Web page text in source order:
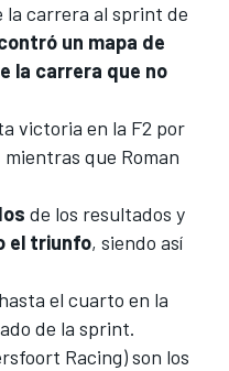
la carrera al sprint de
un mapa de
la carrera que no
victoria en la F2 por
que Roman
de los resultados y
el triunfo, siendo así
el cuarto en la
de la sprint.
Racing) son los